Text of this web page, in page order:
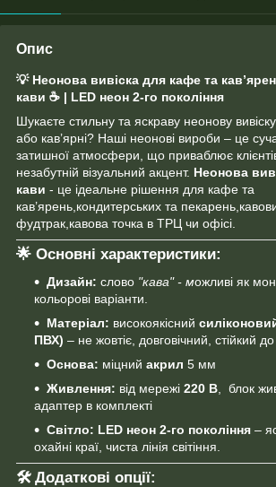
Опис
💡 Неонова вивіска для кафе та
кави ☕ | LED неон 2-го покоління
Шукаєте стильну та яскраву неонову
або кав’ярні? Наші неонові вироби – це
затишної атмосфери, що приваблює
незабутній візуальний акцент. Неонова
кави - це ідеальне рішення для кафе та
кав’ярень,кондитерських та
фудтрак,кавова точка в ТРЦ чи офісі.
🌟 Основні характеристики:
Дизайн: слово "кава" - можливі як
кольорові варіанти.
Матеріал: високоякісний
ПВХ) – не жовтіє, довговічний, стійкий
Основа: міцний акрил 5 мм
Живлення: від мережі 220 В , блок
адаптер в комплекті
Світло: LED неон 2-го покоління –
охайні краї, чиста лінія світіння.
🛠 Додаткові опції: